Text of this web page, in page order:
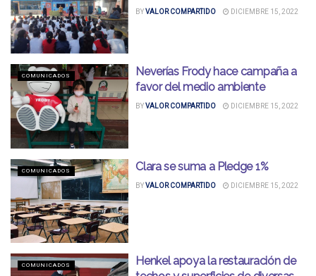
BYVALOR COMPARTIDO DICIEMBRE 15, 2022
COMUNICADOS
Neverías Frody hace campaña a
favor del medio ambiente
BYVALOR COMPARTIDO DICIEMBRE 15, 2022
COMUNICADOS Clara se suma a Pledge 1%
BYVALOR COMPARTIDO DICIEMBRE 15, 2022
COMUNICADOS
Henkel apoya la restauración de